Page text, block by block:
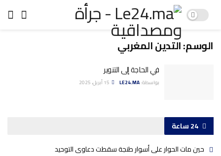
الوسم:التدين المغربي
في الحاجة إلى التنوير
بواسطة:LE24.MA
24 ساعة
حين مات الحوار على أسوار طنجة سقطت دعاوى التوحيد